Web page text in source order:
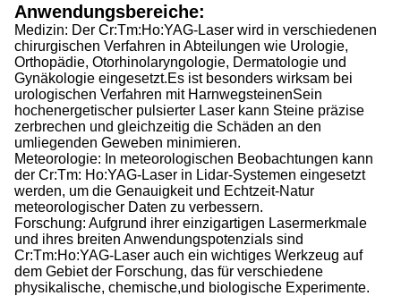
Anwendungsbereiche:
Medizin: Der Cr:Tm:Ho:YAG-Laser wird in verschiedenen
chirurgischen Verfahren in Abteilungen wie Urologie,
Orthopädie, Otorhinolaryngologie, Dermatologie und
Gynäkologie eingesetzt.Es ist besonders wirksam bei
urologischen Verfahren mit HarnwegsteinenSein
hochenergetischer pulsierter Laser kann Steine präzise
zerbrechen und gleichzeitig die Schäden an den
umliegenden Geweben minimieren.
Meteorologie: In meteorologischen Beobachtungen kann
der Cr:Tm: Ho:YAG-Laser in Lidar-Systemen eingesetzt
werden, um die Genauigkeit und Echtzeit-Natur
meteorologischer Daten zu verbessern.
Forschung: Aufgrund ihrer einzigartigen Lasermerkmale
und ihres breiten Anwendungspotenzials sind
Cr:Tm:Ho:YAG-Laser auch ein wichtiges Werkzeug auf
dem Gebiet der Forschung, das für verschiedene
physikalische, chemische,und biologische Experimente.